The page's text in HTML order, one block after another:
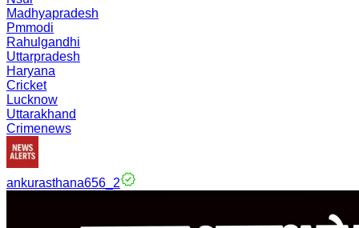
Madhyapradesh
Pmmodi
Rahulgandhi
Uttarpradesh
Haryana
Cricket
Lucknow
Uttarakhand
Crimenews
ankurasthana656_2